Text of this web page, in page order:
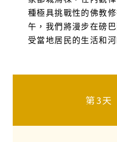
種極具挑戰性的佛教
午，我們將漫步在磅
受當地居民的生活和河
第3天